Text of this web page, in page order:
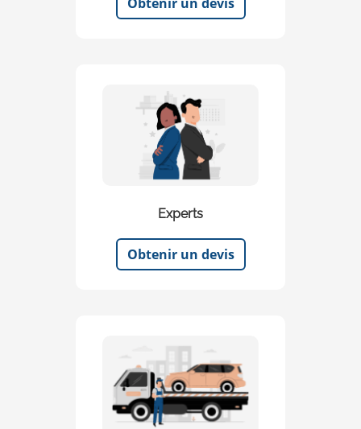
Experts
Obtenir un devis